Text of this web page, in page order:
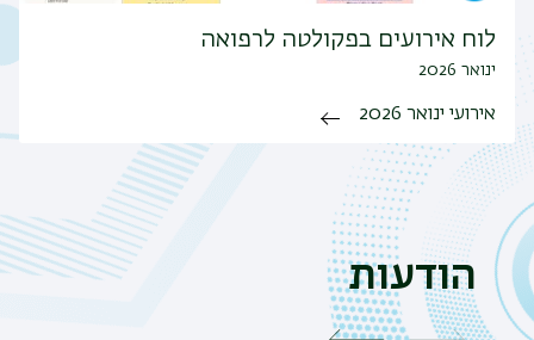
לוח אירועים בפקולטה לרפואה
ינואר 2026
אירועי ינואר 2026
הודעות